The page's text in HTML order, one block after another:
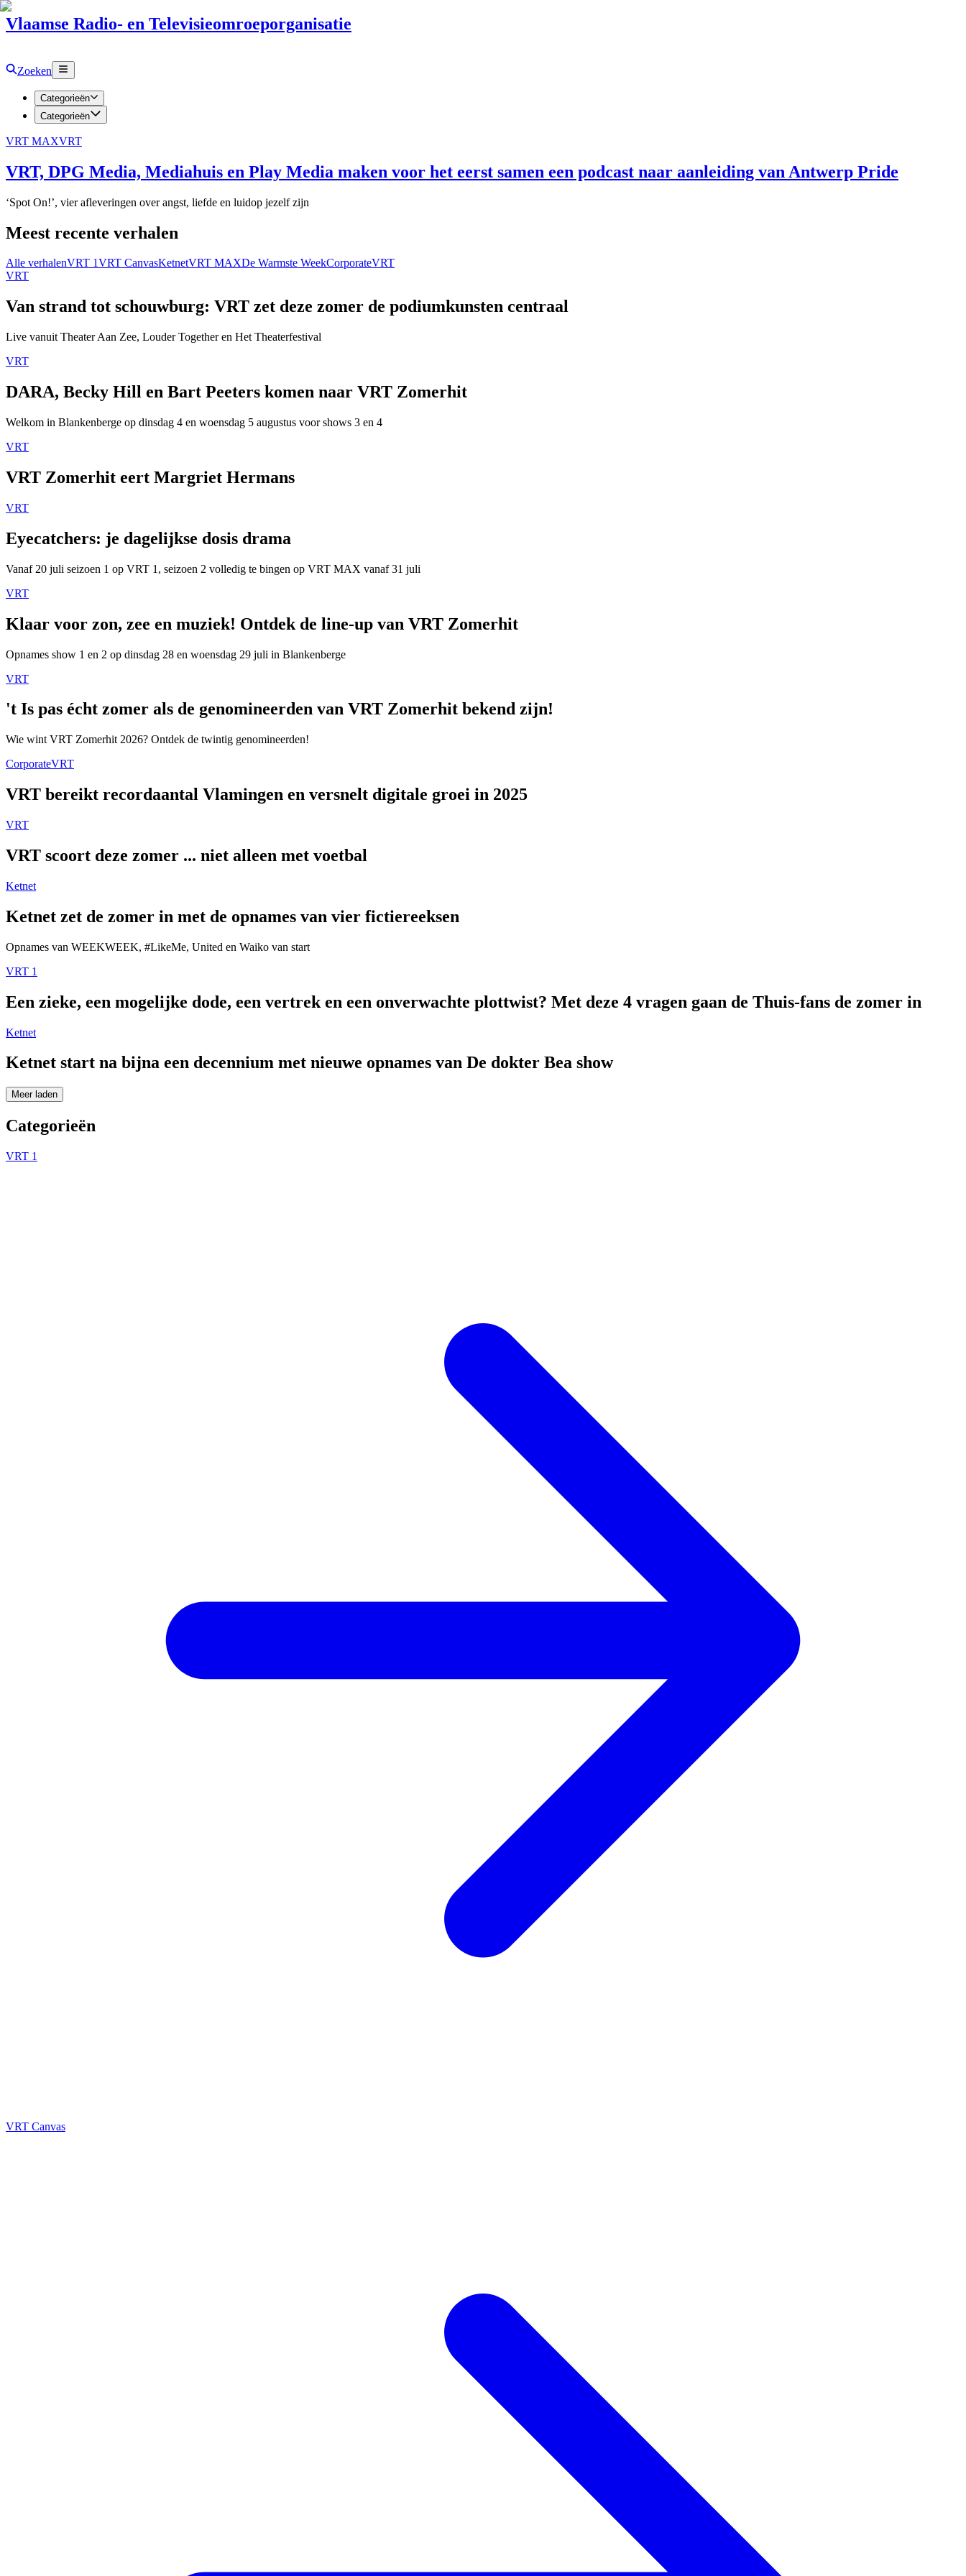
Vlaamse Radio- en Televisieomroeporganisatie
Zoeken
Categorieën
Categorieën
VRT MAXVRT
VRT, DPG Media, Mediahuis en Play Media maken voor het eerst samen een podcast naar aanleiding van Antwerp Pride
‘Spot On!’, vier afleveringen over angst, liefde en luidop jezelf zijn
Meest recente verhalen
Alle verhalenVRT 1VRT CanvasKetnetVRT MAXDe Warmste WeekCorporateVRT
VRT
Van strand tot schouwburg: VRT zet deze zomer de podiumkunsten centraal
Live vanuit Theater Aan Zee, Louder Together en Het Theaterfestival
VRT
DARA, Becky Hill en Bart Peeters komen naar VRT Zomerhit
Welkom in Blankenberge op dinsdag 4 en woensdag 5 augustus voor shows 3 en 4
VRT
VRT Zomerhit eert Margriet Hermans
VRT
Eyecatchers: je dagelijkse dosis drama
Vanaf 20 juli seizoen 1 op VRT 1, seizoen 2 volledig te bingen op VRT MAX vanaf 31 juli
VRT
Klaar voor zon, zee en muziek! Ontdek de line-up van VRT Zomerhit
Opnames show 1 en 2 op dinsdag 28 en woensdag 29 juli in Blankenberge
VRT
't Is pas écht zomer als de genomineerden van VRT Zomerhit bekend zijn!
Wie wint VRT Zomerhit 2026? Ontdek de twintig genomineerden!
CorporateVRT
VRT bereikt recordaantal Vlamingen en versnelt digitale groei in 2025
VRT
VRT scoort deze zomer ... niet alleen met voetbal
Ketnet
Ketnet zet de zomer in met de opnames van vier fictiereeksen
Opnames van WEEKWEEK, #LikeMe, United en Waiko van start
VRT 1
Een zieke, een mogelijke dode, een vertrek en een onverwachte plottwist? Met deze 4 vragen gaan de Thuis-fans de zomer in
Ketnet
Ketnet start na bijna een decennium met nieuwe opnames van De dokter Bea show
Meer laden
Categorieën
VRT 1
VRT Canvas